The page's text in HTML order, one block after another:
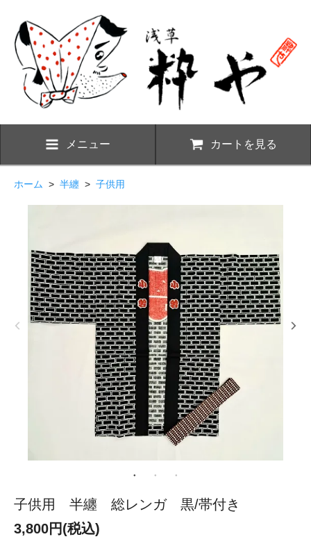
メニュー カートを見る
ホーム > 半纏 > 子供用
子供用 半纏 総レンガ 黒/帯付き
3,800円(税込)